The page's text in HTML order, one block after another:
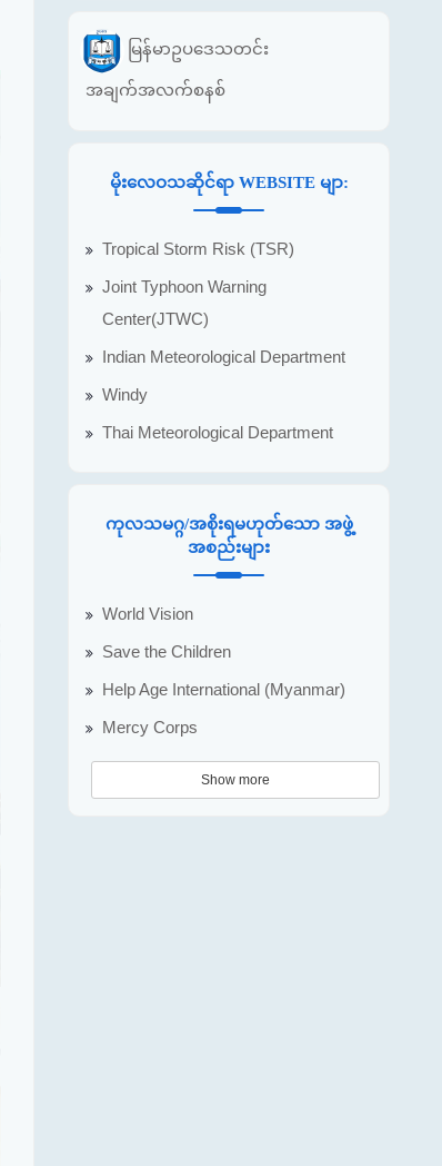
မြန်မာဥပဒေသတင်း
အချက်အလက်စနစ်
မိုးလေဝသဆိုင်ရာ WEBSITE မျာ:
Tropical Storm Risk (TSR)
Joint Typhoon Warning
Center(JTWC)
Indian Meteorological Department
Windy
Thai Meteorological Department
ကုလသမဂ္ဂ/အစိုးရမဟုတ်သော အဖွဲ့
အစည်းများ
World Vision
Save the Children
Help Age International (Myanmar)
Mercy Corps
Show more